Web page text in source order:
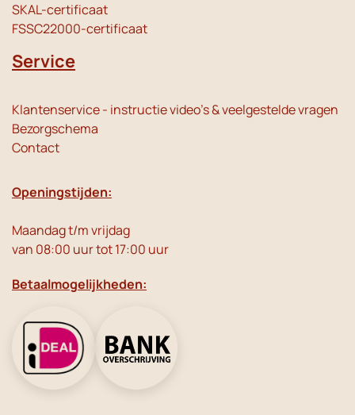
SKAL-certificaat
FSSC22000-certificaat
Service
Klantenservice - instructie video's & veelgestelde vragen
Bezorgschema
Contact
Openingstijden:
Maandag t/m vrijdag
van 08:00 uur tot 17:00 uur
Betaalmogelijkheden: